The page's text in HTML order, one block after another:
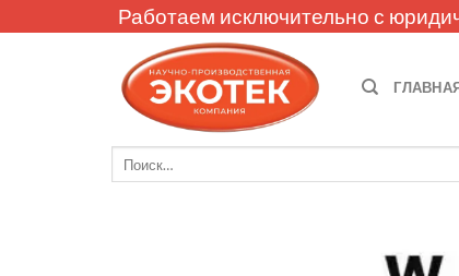
to
Работаем исключительно с